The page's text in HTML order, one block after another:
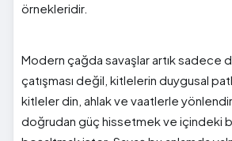
örnekleridir.
Modern çağda savaşlar artık sadece
çatışması değil, kitlelerin duygusal
kitleler din, ahlak ve vaatlerle
doğrudan güç hissetmek ve içindeki